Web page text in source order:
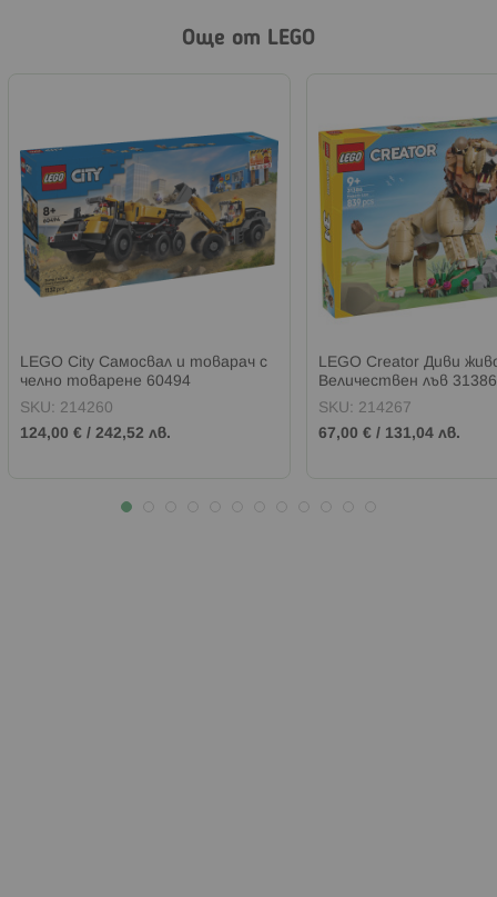
Още от LEGO
LEGO City Самосвал и товарач с
челно товарене 60494
SKU: 214260
124,00 € / 242,52 лв.
LEGO Creator Диви
Величествен лъв 31386
SKU: 214267
67,00 € / 131,04 лв.